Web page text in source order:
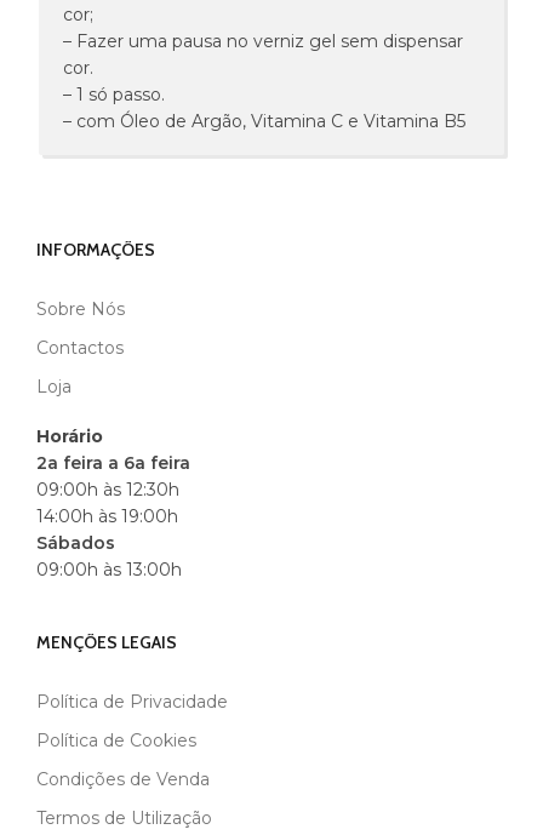
cor;
– Fazer uma pausa no verniz gel sem dispensar
cor.
– 1 só passo.
– com Óleo de Argão, Vitamina C e Vitamina B5
MARCA
INFORMAÇÕES
Sobre Nós
Contactos
Loja
Horário
2a feira a 6a feira
09:00h às 12:30h
14:00h às 19:00h
Sábados
09:00h às 13:00h
MENÇÕES LEGAIS
Política de Privacidade
Política de Cookies
Condições de Venda
Termos de Utilização